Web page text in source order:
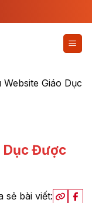
Giáo Dục
Dục Được
sẻ bài viết: